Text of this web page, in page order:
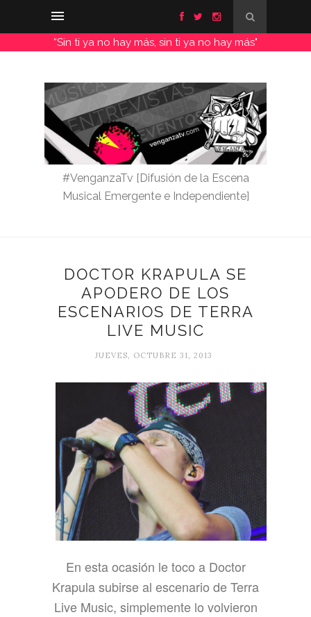
“Sin ti ya no hay más, sin ti ya no hay más"
#VenganzaTv [Difusión de la Escena
Musical Emergente e Independiente]
DOCTOR KRAPULA SE
APODERO DE LOS
ESCENARIOS DE TERRA
LIVE MUSIC
JUEVES, OCTUBRE 31, 2013
En esta ocasión le toco a Doctor
Krapula subirse al escenario de Terra
Live Music, simplemente lo volvieron